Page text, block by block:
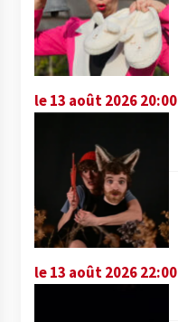
le 13 août 2026 20:00
le 13 août 2026 22:00